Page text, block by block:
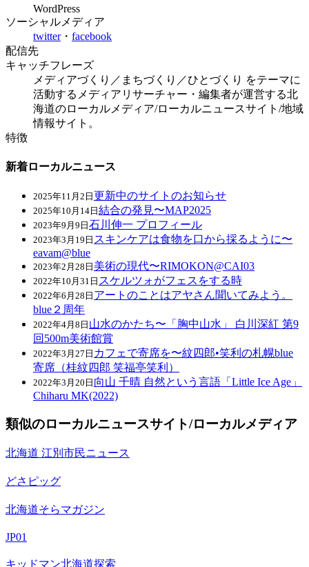
WordPress
ソーシャルメディア
twitter・ facebook
配信先
キャッチフレーズ
メディアづくり／まちづくり／ひとづくり をテーマに
活動するメディアリサーチャー・編集者が運営する北
海道のローカルメディア/ローカルニュースサイト/地域
情報サイト。
特徴
新着ローカルニュース
2025年11月2日 更新中のサイトのお知らせ
2025年10月14日 結合の発見〜MAP2025
2023年9月9日 石川伸一 プロフィール
2023年3月19日 スキンケアは食物を口から採るように〜
eavam@blue
2023年2月28日 美術の現代〜RIMOKON@CAI03
2022年10月31日 スケルツォがフェスをする時
2022年6月28日 アートのことはアヤさん聞いてみよう。
blue２周年
2022年4月8日 山水のかたち〜「胸中山水」 白川深紅 第9
回500m美術館賞
2022年3月27日 カフェで寄席を〜紋四郎•笑利の札幌blue
寄席（桂紋四郎 笑福亭笑利）
2022年3月20日 向山 千晴 自然という言語「Little Ice Age」
Chiharu MK(2022)
類似のローカルニュースサイト/ローカルメディア
北海道 江別市民ニュース
どさピッグ
北海道そらマガジン
JP01
キッドマン北海道探索